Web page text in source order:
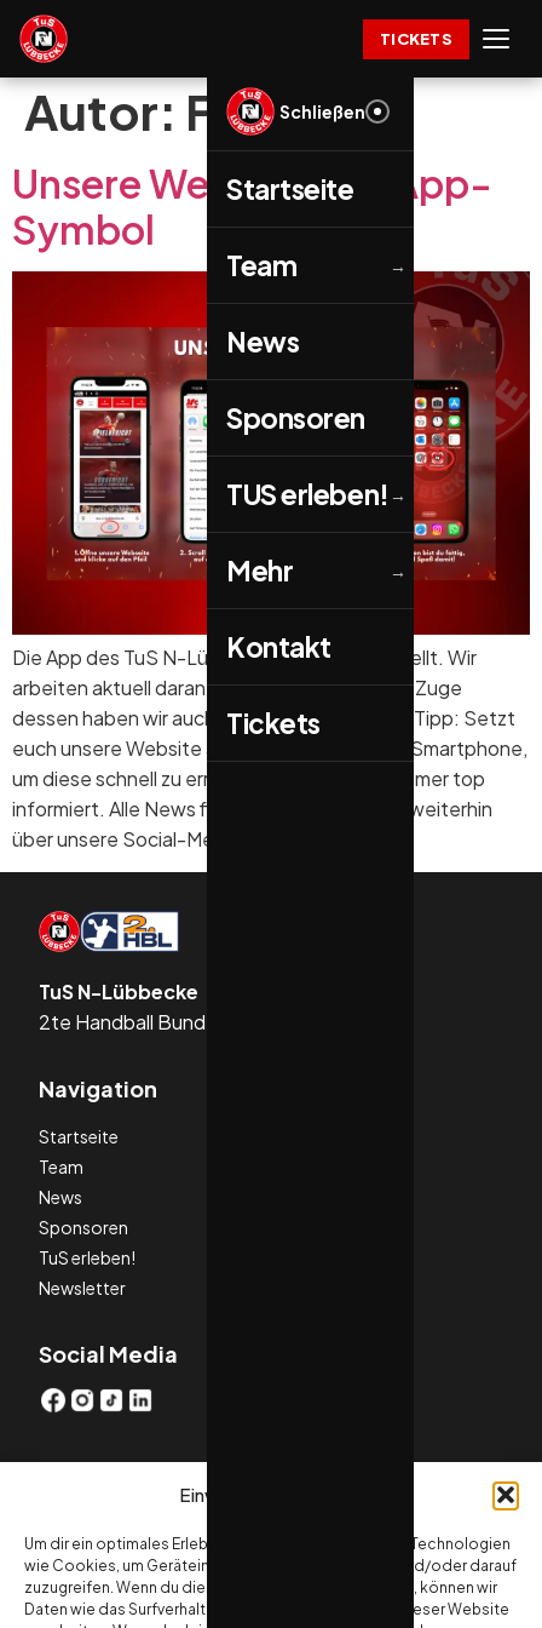
Einwilligung verwalten
Um dir ein optimales Erlebnis zu bieten, verwenden wir Technologien
wie Cookies, um Geräteinformationen zu speichern und/oder darauf
zuzugreifen. Wenn du diesen Technologien zustimmst, können wir
Daten wie das Surfverhalten oder eindeutige IDs auf dieser Website
TICKETS
Schließen
Startseite
Team →
News
Sponsoren
TUS erleben! →
Mehr →
Kontakt
Tickets
Autor: Florian
Unsere Webseite als App-
Symbol
Die App des TuS N-Lübbecke wurde eingestellt. Wir
arbeiten aktuell daran, vieles zu erneuern – im Zuge
dessen haben wir auch unsere App beendet. Tipp: Setzt
euch unsere Website als „App-Symbol“ aufs Smartphone,
um diese schnell zu erreichen. Dann seid ihr immer top
informiert. Alle News findet ihr natürlich auch weiterhin
über unsere Social-Media-Kanäle.
TuS N-Lübbecke
2te Handball Bundesliga
Navigation
Startseite
Team
News
Sponsoren
TuS erleben!
Newsletter
Social Media
Rechtliches